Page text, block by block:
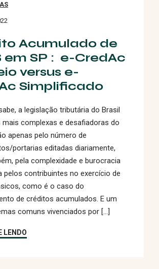
Acumulado de
em SP : e-CredAc
versus e-
Simplificado
a legislação tributária do Brasil
mais complexas e desafiadoras do
apenas pelo número de
portarias editadas diariamente,
pela complexidade e burocracia
pelos contribuintes no exercício de
como é o caso do
de créditos acumulados. E um
comuns vivenciados por […]
LENDO